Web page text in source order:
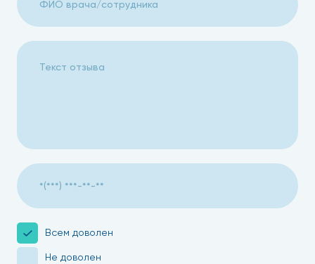
Всем доволен
Не доволен